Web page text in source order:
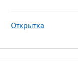
Открытка